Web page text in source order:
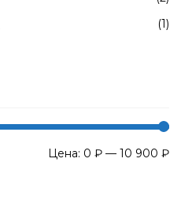
(1)
Цена: 0 ₽ — 10 900 ₽